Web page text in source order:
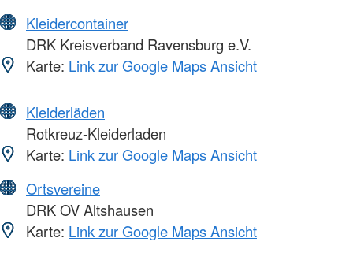
Kleidercontainer
DRK Kreisverband Ravensburg e.V.
Karte: Link zur Google Maps Ansicht
Kleiderläden
Rotkreuz-Kleiderladen
Karte: Link zur Google Maps Ansicht
Ortsvereine
DRK OV Altshausen
Karte: Link zur Google Maps Ansicht